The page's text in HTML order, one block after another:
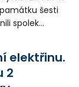
šesti
spolek
elektřinu.
2